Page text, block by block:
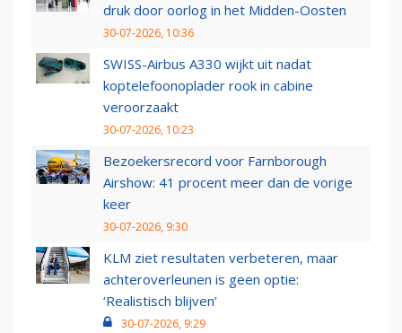
druk door oorlog in het Midden-Oosten
30-07-2026, 10:36
SWISS-Airbus A330 wijkt uit nadat
koptelefoonoplader rook in cabine
veroorzaakt
30-07-2026, 10:23
Bezoekersrecord voor Farnborough
Airshow: 41 procent meer dan de vorige
keer
30-07-2026, 9:30
KLM ziet resultaten verbeteren, maar
achteroverleunen is geen optie:
‘Realistisch blijven’
30-07-2026, 9:29